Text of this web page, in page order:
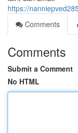
https://
Comments
Comments
Submit a Comment
No HTML